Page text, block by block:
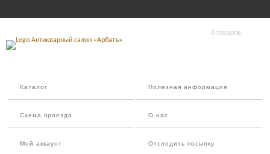
0 товаров
Каталог Полезная информация
Схема проезда О нас
Мой аккаунт Отследить посылку